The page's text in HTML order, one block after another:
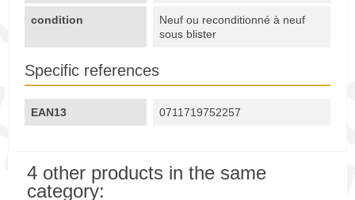
condition
Neuf ou reconditionné à neuf
sous blister
Specific references
EAN13 0711719752257
4 other products in the same
category: